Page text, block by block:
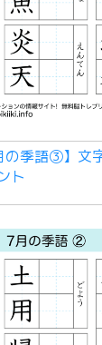
の季語③】文
ト